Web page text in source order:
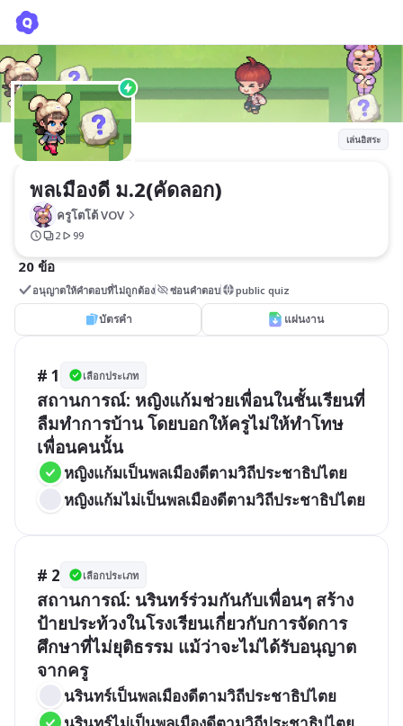
เล่นอิสระ
พลเมืองดี ม.2(คัดลอก)
ครูโตโต้ VOV
2 99
20 ข้อ
อนุญาตให้คำตอบที่ไม่ถูกต้อง ซ่อนคำตอบ public quiz
บัตรคำ แผ่นงาน
# 1 เลือกประเภท
สถานการณ์: หญิงแก้มช่วยเพื่อนในชั้นเรียนที่
ลืมทำการบ้าน โดยบอกให้ครูไม่ให้ทำโทษ
เพื่อนคนนั้น
หญิงแก้มเป็นพลเมืองดีตามวิถีประชาธิปไตย
หญิงแก้มไม่เป็นพลเมืองดีตามวิถีประชาธิปไตย
# 2 เลือกประเภท
สถานการณ์: นรินทร์ร่วมกันกับเพื่อนๆ สร้าง
ป้ายประท้วงในโรงเรียนเกี่ยวกับการจัดการ
ศึกษาที่ไม่ยุติธรรม แม้ว่าจะไม่ได้รับอนุญาต
จากครู
นรินทร์เป็นพลเมืองดีตามวิถีประชาธิปไตย